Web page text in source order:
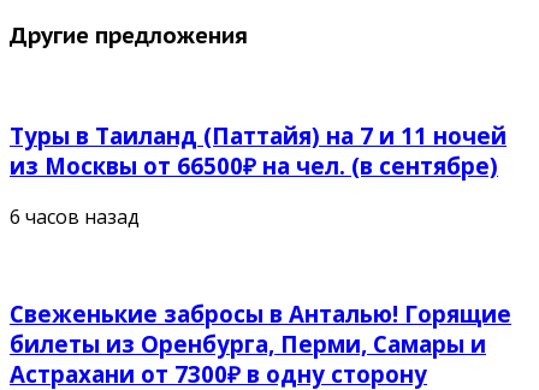
Другие предложения
Туры в Таиланд (Паттайя) на 7 и 11 ночей
из Москвы от 66500₽ на чел. (в сентябре)
6 часов назад
Свеженькие забросы в Анталью! Горящие
билеты из Оренбурга, Перми, Самары и
Астрахани от 7300₽ в одну сторону